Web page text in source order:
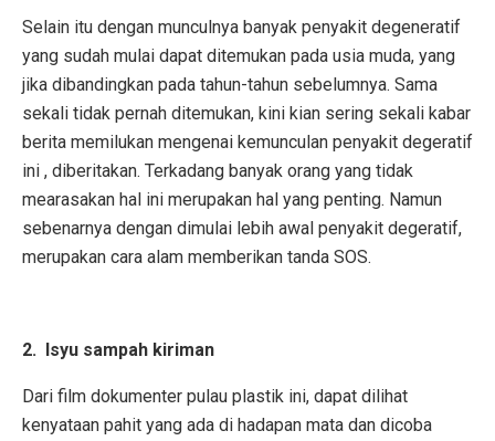
Selain itu dengan munculnya banyak penyakit degeneratif
yang sudah mulai dapat ditemukan pada usia muda, yang
jika dibandingkan pada tahun-tahun sebelumnya. Sama
sekali tidak pernah ditemukan, kini kian sering sekali kabar
berita memilukan mengenai kemunculan penyakit degeratif
ini , diberitakan. Terkadang banyak orang yang tidak
mearasakan hal ini merupakan hal yang penting. Namun
sebenarnya dengan dimulai lebih awal penyakit degeratif,
merupakan cara alam memberikan tanda SOS.
2. Isyu sampah kiriman
Dari film dokumenter pulau plastik ini, dapat dilihat
kenyataan pahit yang ada di hadapan mata dan dicoba